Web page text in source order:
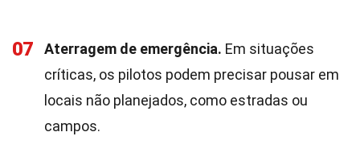
07 Aterragem de emergência. Em situações
críticas, os pilotos podem precisar pousar em
locais não planejados, como estradas ou
campos.